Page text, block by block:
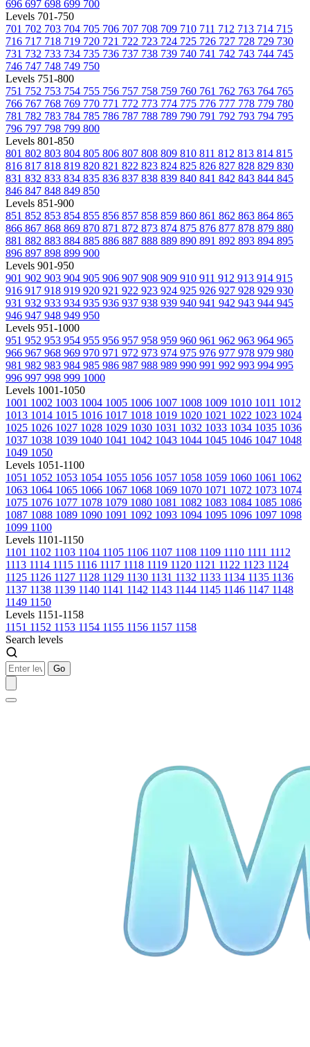
696 697 698 699 700
Levels 701-750
701 702 703 704 705 706 707 708 709 710 711 712 713 714 715
716 717 718 719 720 721 722 723 724 725 726 727 728 729 730
731 732 733 734 735 736 737 738 739 740 741 742 743 744 745
746 747 748 749 750
Levels 751-800
751 752 753 754 755 756 757 758 759 760 761 762 763 764 765
766 767 768 769 770 771 772 773 774 775 776 777 778 779 780
781 782 783 784 785 786 787 788 789 790 791 792 793 794 795
796 797 798 799 800
Levels 801-850
801 802 803 804 805 806 807 808 809 810 811 812 813 814 815
816 817 818 819 820 821 822 823 824 825 826 827 828 829 830
831 832 833 834 835 836 837 838 839 840 841 842 843 844 845
846 847 848 849 850
Levels 851-900
851 852 853 854 855 856 857 858 859 860 861 862 863 864 865
866 867 868 869 870 871 872 873 874 875 876 877 878 879 880
881 882 883 884 885 886 887 888 889 890 891 892 893 894 895
896 897 898 899 900
Levels 901-950
901 902 903 904 905 906 907 908 909 910 911 912 913 914 915
916 917 918 919 920 921 922 923 924 925 926 927 928 929 930
931 932 933 934 935 936 937 938 939 940 941 942 943 944 945
946 947 948 949 950
Levels 951-1000
951 952 953 954 955 956 957 958 959 960 961 962 963 964 965
966 967 968 969 970 971 972 973 974 975 976 977 978 979 980
981 982 983 984 985 986 987 988 989 990 991 992 993 994 995
996 997 998 999 1000
Levels 1001-1050
1001 1002 1003 1004 1005 1006 1007 1008 1009 1010 1011 1012
1013 1014 1015 1016 1017 1018 1019 1020 1021 1022 1023 1024
1025 1026 1027 1028 1029 1030 1031 1032 1033 1034 1035 1036
1037 1038 1039 1040 1041 1042 1043 1044 1045 1046 1047 1048
1049 1050
Levels 1051-1100
1051 1052 1053 1054 1055 1056 1057 1058 1059 1060 1061 1062
1063 1064 1065 1066 1067 1068 1069 1070 1071 1072 1073 1074
1075 1076 1077 1078 1079 1080 1081 1082 1083 1084 1085 1086
1087 1088 1089 1090 1091 1092 1093 1094 1095 1096 1097 1098
1099 1100
Levels 1101-1150
1101 1102 1103 1104 1105 1106 1107 1108 1109 1110 1111 1112
1113 1114 1115 1116 1117 1118 1119 1120 1121 1122 1123 1124
1125 1126 1127 1128 1129 1130 1131 1132 1133 1134 1135 1136
1137 1138 1139 1140 1141 1142 1143 1144 1145 1146 1147 1148
1149 1150
Levels 1151-1158
1151 1152 1153 1154 1155 1156 1157 1158
Search levels
Go